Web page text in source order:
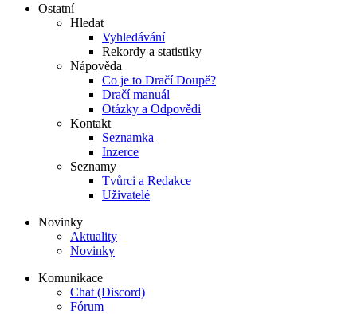
Ostatní
Hledat
Vyhledávání
Rekordy a statistiky
Nápověda
Co je to Dračí Doupě?
Dračí manuál
Otázky a Odpovědi
Kontakt
Seznamka
Inzerce
Seznamy
Tvůrci a Redakce
Uživatelé
Novinky
Aktuality
Novinky
Komunikace
Chat (Discord)
Fórum